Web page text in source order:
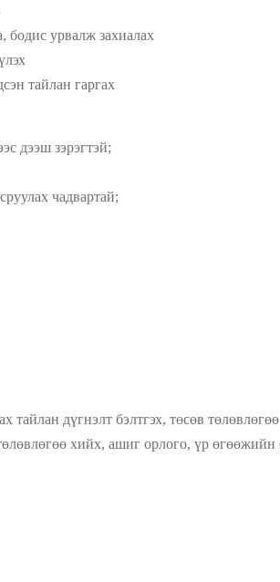
урвалж захиалах
гаргах
дээш зэрэгтэй;
чадвартай;
бэлтгэх, төсөв төлөвлөгөө
хийх, ашиг орлого, үр өгөөжийн